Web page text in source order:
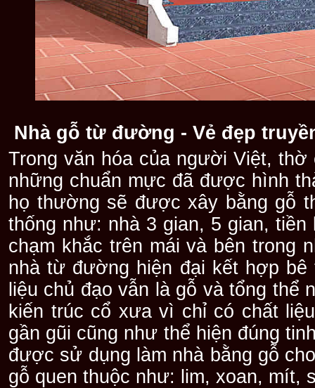
Nhà gỗ từ đường - Vẻ đẹp
Trong văn hóa của người Việt,
những chuẩn mực đã được hình
họ thường sẽ được xây bằng gỗ
thống như: nhà 3 gian, 5 gian,
chạm khắc trên mái và bên trong
nhà từ đường hiện đại kết hợp
liệu chủ đạo vẫn là gỗ và tổng thể
kiến trúc cổ xưa vì chỉ có chất
gần gũi cũng như thể hiện đúng
được sử dụng làm nhà bằng gỗ
gỗ quen thuộc như: lim, xoan, mít,